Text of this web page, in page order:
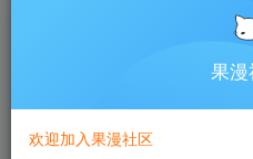
果
欢迎加入果漫社区